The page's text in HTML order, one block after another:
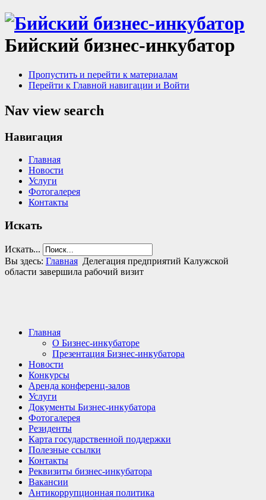
Бийский бизнес-инкубатор
Пропустить и перейти к материалам
Перейти к Главной навигации и Войти
Nav view search
Навигация
Главная
Новости
Услуги
Фотогалерея
Контакты
Искать
Искать...
Вы здесь: Главная Делегация предприятий Калужской
области завершила рабочий визит
Главная
О Бизнес-инкубаторе
Презентация Бизнес-инкубатора
Новости
Конкурсы
Аренда конференц-залов
Услуги
Документы Бизнес-инкубатора
Фотогалерея
Резиденты
Карта государственной поддержки
Полезные ссылки
Контакты
Реквизиты бизнес-инкубатора
Вакансии
Антикоррупционная политика